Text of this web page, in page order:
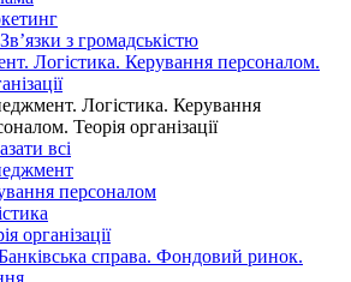
з громадськістю
Логістика. Керування персоналом.
Логістика. Керування
Теорія організації
всі
персоналом
організації
справа. Фондовий ринок.